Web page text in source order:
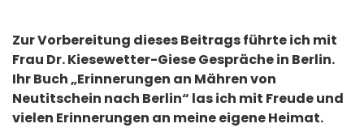
Zur Vorbereitung dieses Beitrags führte ich mit
Frau Dr. Kiesewetter-Giese Gespräche in Berlin.
Ihr Buch „Erinnerungen an Mähren von
Neutitschein nach Berlin“ las ich mit Freude und
vielen Erinnerungen an meine eigene Heimat.